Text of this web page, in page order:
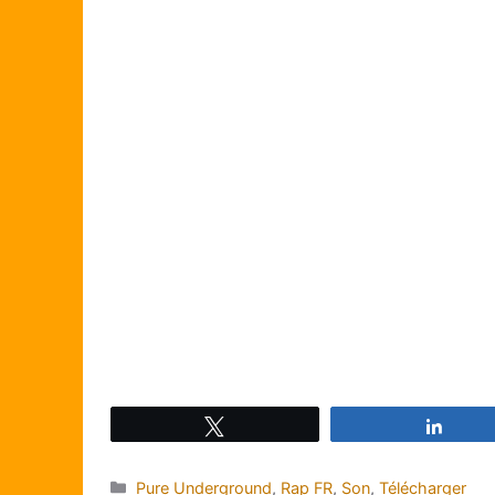
Catégories
Pure Underground, Rap FR, Son,Télécharger